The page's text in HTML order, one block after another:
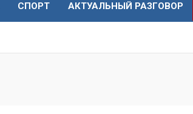
СПОРТ АКТУАЛЬНЫЙ РАЗГОВОР